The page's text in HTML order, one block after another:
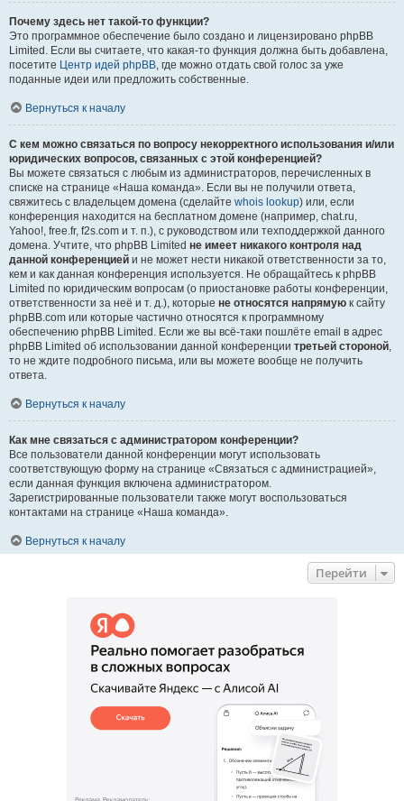
Почему здесь нет такой-то функции?
Это программное обеспечение было создано и лицензировано phpBB
Limited. Если вы считаете, что какая-то функция должна быть добавлена,
посетите Центр идей phpBB, где можно отдать свой голос за уже
поданные идеи или предложить собственные.
Вернуться к началу
С кем можно связаться по вопросу некорректного использования и/или
юридических вопросов, связанных с этой конференцией?
Вы можете связаться с любым из администраторов, перечисленных в
списке на странице «Наша команда». Если вы не получили ответа,
свяжитесь с владельцем домена (сделайте whois lookup) или, если
конференция находится на бесплатном домене (например, chat.ru,
Yahoo!, free.fr, f2s.com и т. п.), с руководством или техподдержкой данного
домена. Учтите, что phpBB Limited не имеет никакого контроля над
данной конференцией и не может нести никакой ответственности за то,
кем и как данная конференция используется. Не обращайтесь к phpBB
Limited по юридическим вопросам (о приостановке работы конференции,
ответственности за неё и т. д.), которые не относятся напрямую к сайту
phpBB.com или которые частично относятся к программному
обеспечению phpBB Limited. Если же вы всё-таки пошлёте email в адрес
phpBB Limited об использовании данной конференции третьей стороной,
то не ждите подробного письма, или вы можете вообще не получить
ответа.
Вернуться к началу
Как мне связаться с администратором конференции?
Все пользователи данной конференции могут использовать
соответствующую форму на странице «Связаться с администрацией»,
если данная функция включена администратором.
Зарегистрированные пользователи также могут воспользоваться
контактами на странице «Наша команда».
Вернуться к началу
Перейти